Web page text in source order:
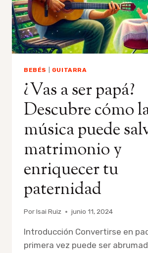
AMBIENTES
HÚMEDOS
BEBÉS GUITARRA
¿Vas a ser papá?
Descubre cómo
música puede
matrimonio y
enriquecer tu
paternidad
PorIsai Ruiz junio 11, 2024
Introducción Convertirse en
primera vez puede ser